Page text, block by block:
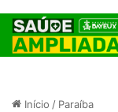
Início / Paraíba